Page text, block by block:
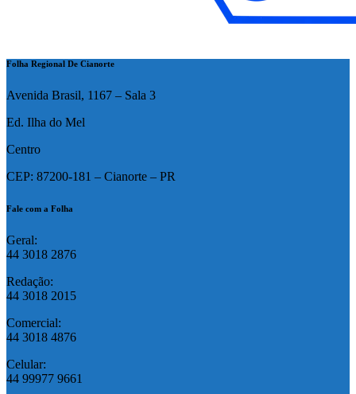
Folha Regional De Cianorte
Avenida Brasil, 1167 – Sala 3
Ed. Ilha do Mel
Centro
CEP: 87200-181 – Cianorte – PR
Fale com a Folha
Geral:
44 3018 2876
Redação:
44 3018 2015
Comercial:
44 3018 4876
Celular:
44 99977 9661